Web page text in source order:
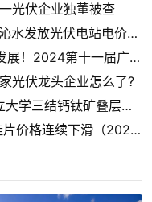
光伏企业独董被查
水发放光伏电站电价补
展！2024第十一届广东
光伏龙头企业怎么了?
大学三结钙钛矿叠层认
价格连续下滑（2024.